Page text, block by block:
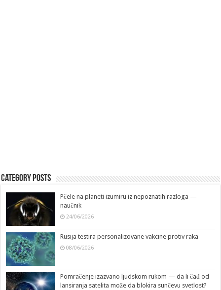
Category Posts
Pčele na planeti izumiru iz nepoznatih razloga —
naučnik
24/06/2026
Rusija testira personalizovane vakcine protiv raka
08/06/2026
Pomračenje izazvano ljudskom rukom — da li čađ od
lansiranja satelita može da blokira sunčevu svetlost?